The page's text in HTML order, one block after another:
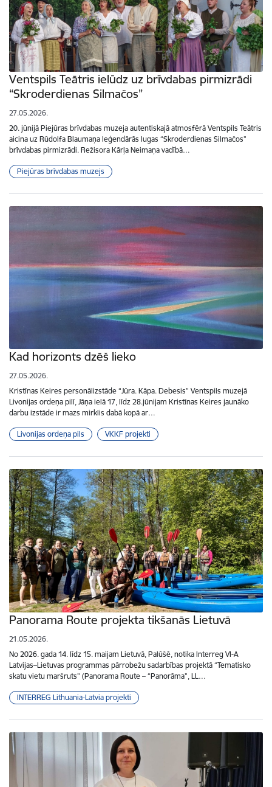
Ventspils Teātris ielūdz uz brīvdabas pirmizrādi
“Skroderdienas Silmačos”
27.05.2026.
20. jūnijā Piejūras brīvdabas muzeja autentiskajā atmosfērā Ventspils Teātris
aicina uz Rūdolfa Blaumaņa leģendārās lugas “Skroderdienas Silmačos”
brīvdabas pirmizrādi. Režisora Kārļa Neimaņa vadībā…
Piejūras brīvdabas muzejs
Kad horizonts dzēš lieko
27.05.2026.
Kristīnas Keires personālizstāde “Jūra. Kāpa. Debesis” Ventspils muzejā
Livonijas ordeņa pilī, Jāņa ielā 17, līdz 28.jūnijam Kristīnas Keires jaunāko
darbu izstāde ir mazs mirklis dabā kopā ar…
Livonijas ordeņa pils VKKF projekti
Panorama Route projekta tikšanās Lietuvā
21.05.2026.
No 2026. gada 14. līdz 15. maijam Lietuvā, Palūšē, notika Interreg VI-A
Latvijas–Lietuvas programmas pārrobežu sadarbības projektā “Tematisko
skatu vietu maršruts” (Panorama Route – “Panorāma”, LL…
INTERREG Lithuania-Latvia projekti